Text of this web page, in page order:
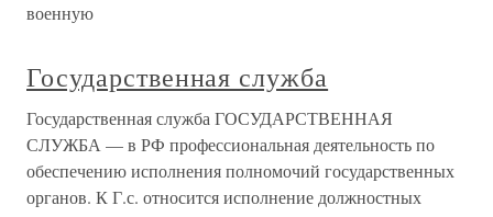
военную
Государственная служба
Государственная служба ГОСУДАРСТВЕННАЯ
СЛУЖБА — в РФ профессиональная деятельность по
обеспечению исполнения полномочий государственных
органов. К Г.с. относится исполнение должностных